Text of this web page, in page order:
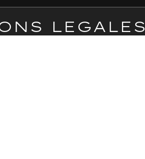
LEGALES